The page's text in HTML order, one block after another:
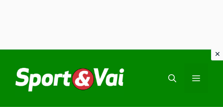
contenuto